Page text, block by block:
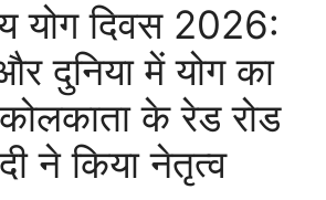
योग दिवस 2026:
दुनिया में योग का
के रेड रोड
ने किया नेतृत्व